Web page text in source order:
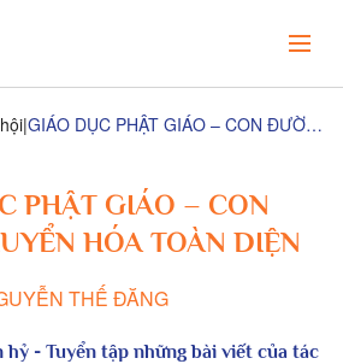
GIÁO DỤC PHẬT GIÁO – CON ĐƯỜNG CHUYỂN HÓA TOÀN DIỆN
PHẬT GIÁO – CON
HÓA TOÀN DIỆN
THẾ ĐĂNG
hỷ- Tuyển tập những bài viết của tác